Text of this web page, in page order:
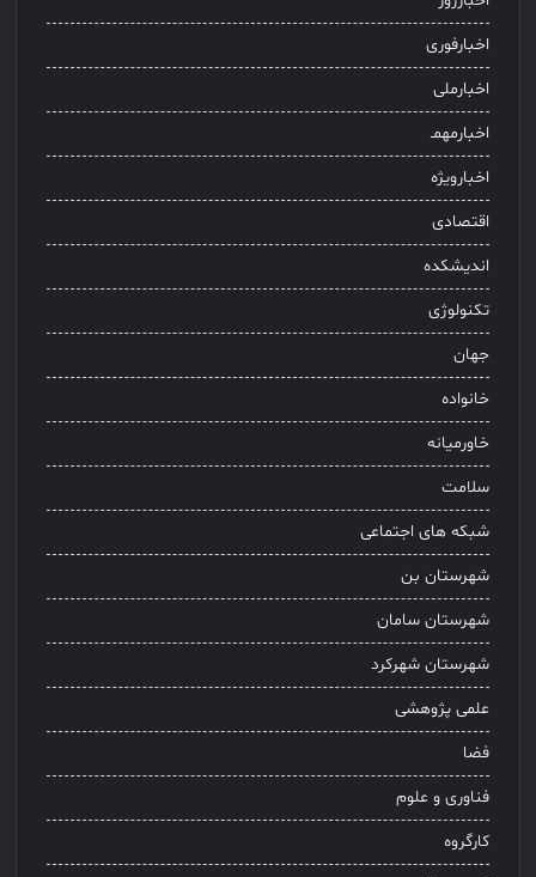
اخبارفوری
اخبارملی
اخبارمهمـ
اخبارویژه
اقتصادی
اندیشکده
تکنولوژی
جهان
خانواده
خاورمیانه
سلامت
شبکه های اجتماعی
شهرستان بن
شهرستان سامان
شهرستان شهرکرد
علمی پژوهشی
فضا
فناوری و علوم
کارگروه